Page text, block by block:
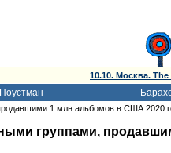
10.10. Москва.
1 млн альбомов в США 2020
группами,